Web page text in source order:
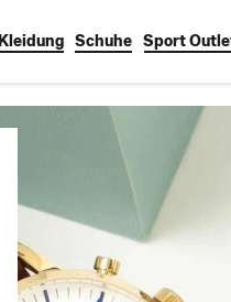
Kleidung Schuhe Sport